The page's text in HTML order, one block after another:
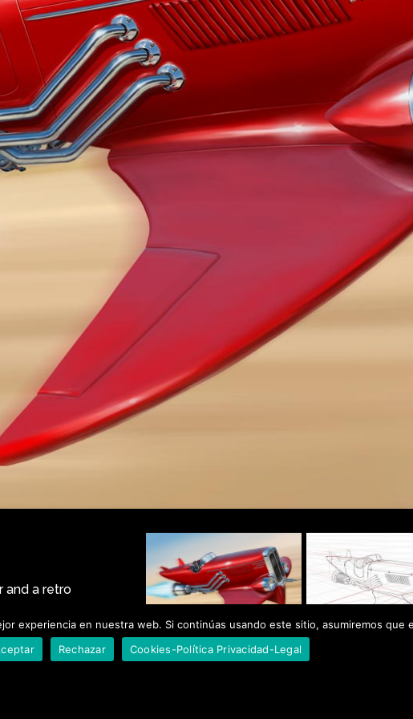
and a retro
experiencia en nuestra web. Si continúas usando este sitio, asumiremos que
Rechazar Cookies-Política Privacidad-Legal